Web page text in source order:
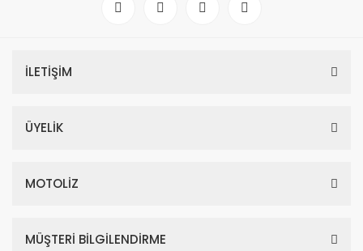
İLETİŞİM
ÜYELİK
MOTOLİZ
MÜŞTERİ BİLGİLENDİRME